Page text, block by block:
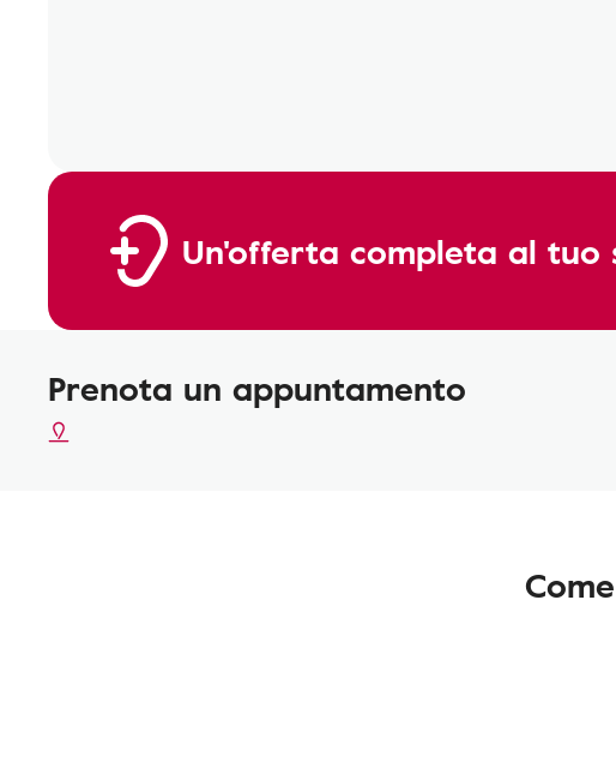
Un'offerta completa al tuo
Prenota un appuntamento